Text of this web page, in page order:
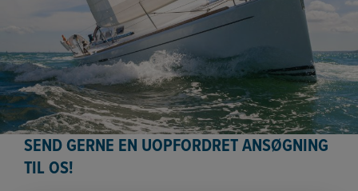
SEND GERNE EN UOPFORDRET ANSØGNING
TIL OS!